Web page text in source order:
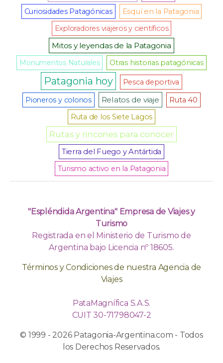
Curiosidades Patagónicas
Esquí en la Patagonia
Exploradores viajeros y científicos
Mitos y leyendas de la Patagonia
Monumentos Naturales Otras historias patagónicas
Patagonia hoy
Pesca deportiva
Pioneros y colonos
Relatos de viaje
Ruta 40
Ruta de los Siete Lagos
Rutas y rincones para conocer
Tierra del Fuego y Antártida
Turismo activo en la Patagonia
"Espléndida Argentina" Empresa de Viajes y
Turismo
Registrada en el Ministerio de Turismo de
Argentina bajo Licencia nº 18605.
Términos y Condiciones de nuestra Agencia de
Viajes
PataMagnífica S.A.S.
CUIT 30-71798047-2
© 1999 - 2026 Patagonia-Argentina.com - Todos
los Derechos Reservados.